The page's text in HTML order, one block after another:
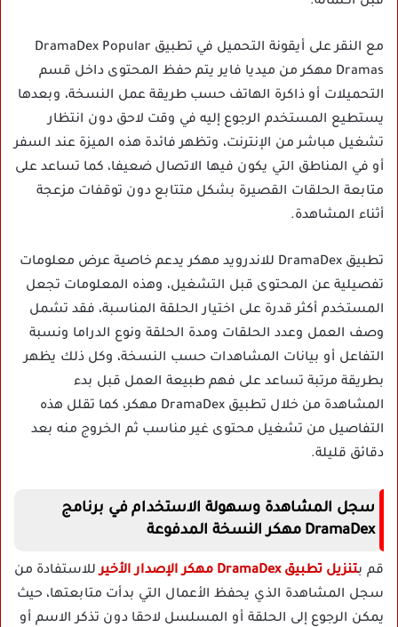
مع النقر على أيقونة التحميل في تطبيق DramaDex Popular
Dramas مهكر من ميديا فاير يتم حفظ المحتوى داخل قسم
التحميلات أو ذاكرة الهاتف حسب طريقة عمل النسخة، وبعدها
يستطيع المستخدم الرجوع إليه في وقت لاحق دون انتظار
تشغيل مباشر من الإنترنت، وتظهر فائدة هذه الميزة عند السفر
أو في المناطق التي يكون فيها الاتصال ضعيفا، كما تساعد على
متابعة الحلقات القصيرة بشكل متتابع دون توقفات مزعجة
أثناء المشاهدة.
تطبيق DramaDex للاندرويد مهكر يدعم خاصية عرض معلومات
تفصيلية عن المحتوى قبل التشغيل، وهذه المعلومات تجعل
المستخدم أكثر قدرة على اختيار الحلقة المناسبة، فقد تشمل
وصف العمل وعدد الحلقات ومدة الحلقة ونوع الدراما ونسبة
التفاعل أو بيانات المشاهدات حسب النسخة، وكل ذلك يظهر
بطريقة مرتبة تساعد على فهم طبيعة العمل قبل بدء
المشاهدة من خلال تطبيق DramaDex مهكر، كما تقلل هذه
التفاصيل من تشغيل محتوى غير مناسب ثم الخروج منه بعد
دقائق قليلة.
سجل المشاهدة وسهولة الاستخدام في برنامج
DramaDex مهكر النسخة المدفوعة
قم بتنزيل تطبيق DramaDex مهكر الإصدار الأخير
للاستفادة من
سجل المشاهدة الذي يحفظ الأعمال التي بدأت متابعتها، حيث
يمكن الرجوع إلى الحلقة أو المسلسل لاحقا دون تذكر الاسم أو